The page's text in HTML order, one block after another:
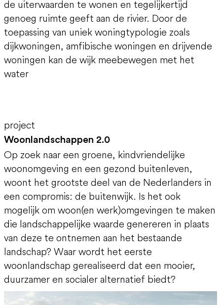
de uiterwaarden te wonen en tegelijkertijd
genoeg ruimte geeft aan de rivier. Door de
toepassing van uniek woningtypologie zoals
dijkwoningen, amfibische woningen en drijvende
woningen kan de wijk meebewegen met het
water
project
Woonlandschappen 2.0
Op zoek naar een groene, kindvriendelijke
woonomgeving en een gezond buitenleven,
woont het grootste deel van de Nederlanders in
een compromis: de buitenwijk. Is het ook
mogelijk om woon(en werk)omgevingen te maken
die landschappelijke waarde genereren in plaats
van deze te ontnemen aan het bestaande
landschap? Waar wordt het eerste
woonlandschap gerealiseerd dat een mooier,
duurzamer en socialer alternatief biedt?